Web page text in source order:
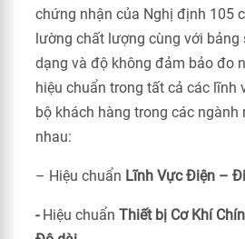
chứng nhận của Nghị định 105
lường chất lượng cùng với bảng
dạng và độ không đảm bảo đo
hiệu chuẩn trong tất cả các lĩnh
bộ khách hàng trong các ngành
nhau:
– Hiệu chuẩn Lĩnh Vực Điện –
- Hiệu chuẩn Thiết bị Cơ Khí